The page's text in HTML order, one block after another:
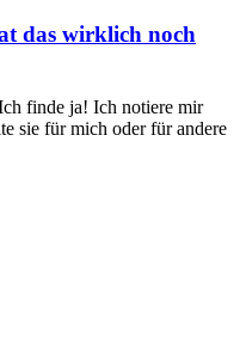
das wirklich noch
finde ja! Ich notiere mir
sie für mich oder für andere